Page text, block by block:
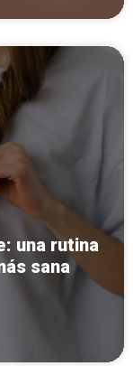
una rutina
sana